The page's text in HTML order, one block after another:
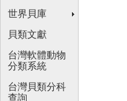
世界貝庫
貝類文獻
台灣軟體動物
分類系統
台灣貝類分科
查詢